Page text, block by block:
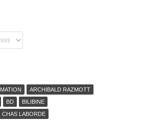
ARCHIBALD RAZMOTT
BD
BILIBINE
CHAS LABORDE